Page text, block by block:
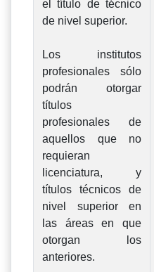
el título de técnico
de nivel superior.
Los institutos
profesionales sólo
podrán otorgar
títulos
profesionales de
aquellos que no
requieran
licenciatura, y
títulos técnicos de
nivel superior en
las áreas en que
otorgan los
anteriores.